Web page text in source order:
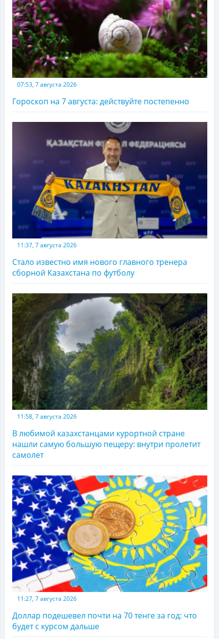
07:53, 7 августа 2026
Гороскоп на 7 августа: действуйте постепенно
11:37, 7 августа 2026
Стало известно имя нового главного тренера
сборной Казахстана по футболу
11:58, 7 августа 2026
В любимой казахстанцами курортной стране
нашли самую большую пещеру: внутри пролетит
самолет
11:27, 7 августа 2026
Доллар подешевел почти на 70 тенге за год: что
будет с курсом дальше